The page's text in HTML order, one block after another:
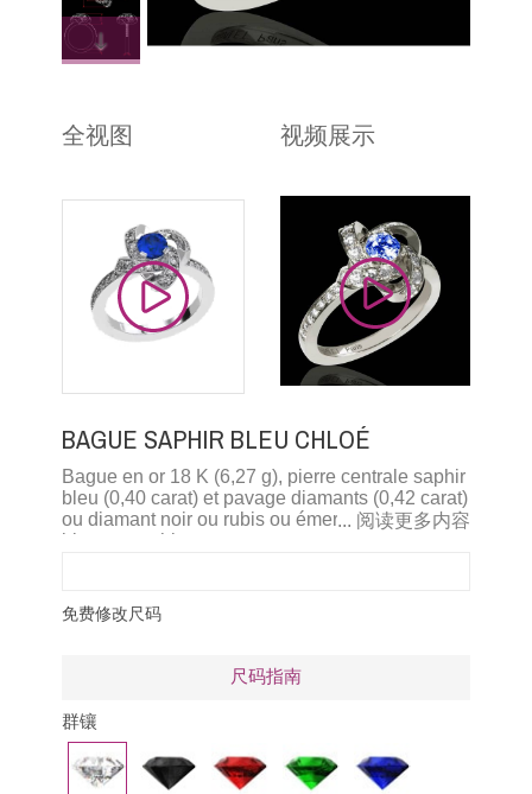
全视图 视频展示
BAGUE SAPHIR BLEU CHLOÉ
Bague en or 18 K (6,27 g), pierre centrale saphir
bleu (0,40 carat) et pavage diamants (0,42 carat)
ou diamant noir ou rubis ou émeraude ou saphir
bleu ou saphir rose
... 阅读更多内容
免费修改尺码
尺码指南
群镶
钻
石
黑
钻
红
宝
祖
母
蓝
宝